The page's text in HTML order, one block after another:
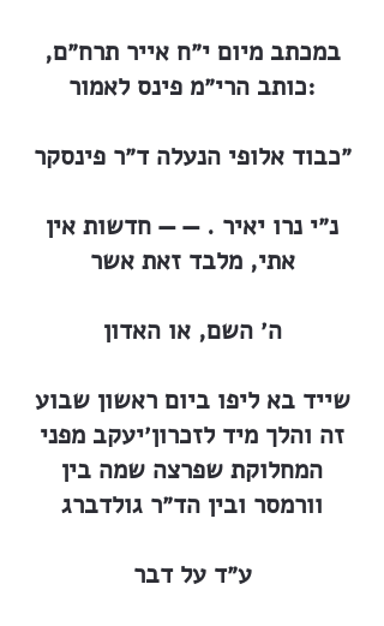
במכתב מיום י״ח אייר תרח״ם,
כותב הרי״מ פינס לאמור:
״כבוד אלופי הנעלה ד״ר פינסקר
נ״י נרו יאיר . — — חדשות אין
אתי, מלבד זאת אשר
ה׳ השם, או האדון
שייד בא ליפו ביום ראשון שבוע
זה והלך מיד לזכרון׳יעקב מפני
המחלוקת שפרצה שמה בין
וורמסר ובין הד״ר גולדברג
ע״ד על דבר